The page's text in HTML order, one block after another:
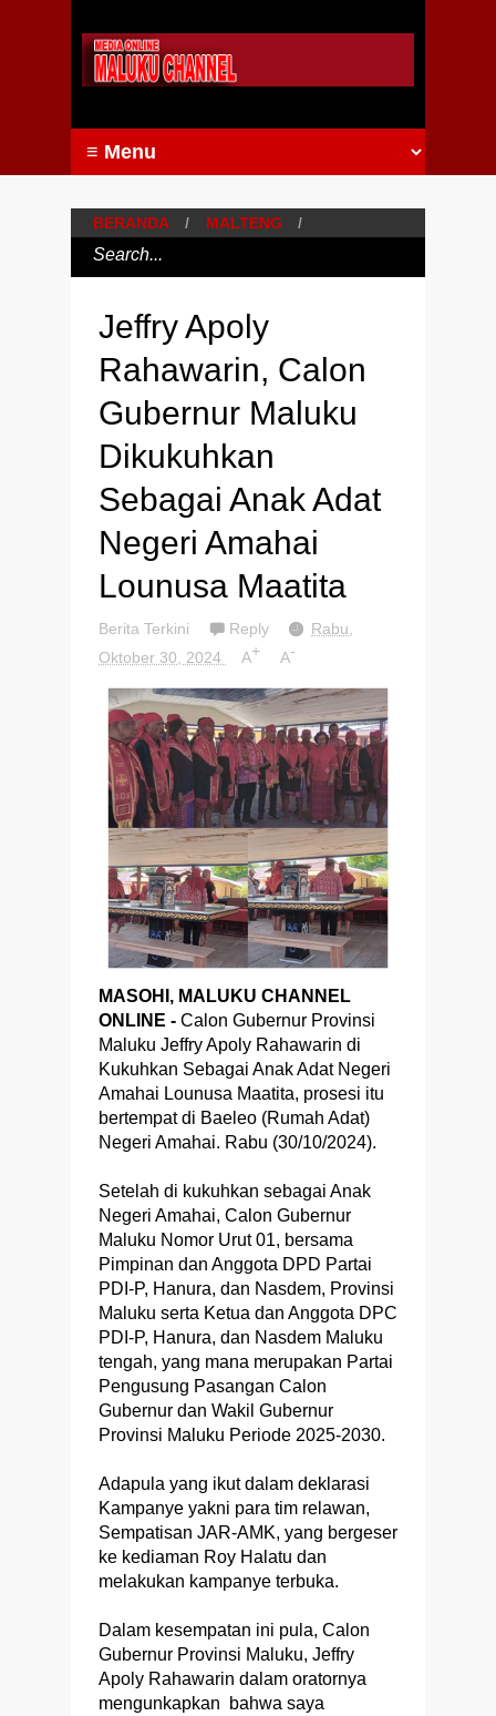
BERANDA / MALTENG /
Jeffry Apoly
Rahawarin, Calon
Gubernur Maluku
Dikukuhkan
Sebagai Anak Adat
Negeri Amahai
Lounusa Maatita
Berita Terkini Reply
Rabu,
Oktober 30, 2024
A+ A-
MASOHI, MALUKU CHANNEL
ONLINE - Calon Gubernur Provinsi
Maluku Jeffry Apoly Rahawarin di
Kukuhkan Sebagai Anak Adat Negeri
Amahai Lounusa Maatita, prosesi itu
bertempat di Baeleo (Rumah Adat)
Negeri Amahai. Rabu (30/10/2024).
Setelah di kukuhkan sebagai Anak
Negeri Amahai, Calon Gubernur
Maluku Nomor Urut 01, bersama
Pimpinan dan Anggota DPD Partai
PDI-P, Hanura, dan Nasdem, Provinsi
Maluku serta Ketua dan Anggota DPC
PDI-P, Hanura, dan Nasdem Maluku
tengah, yang mana merupakan Partai
Pengusung Pasangan Calon
Gubernur dan Wakil Gubernur
Provinsi Maluku Periode 2025-2030.
Adapula yang ikut dalam deklarasi
Kampanye yakni para tim relawan,
Sempatisan JAR-AMK, yang bergeser
ke kediaman Roy Halatu dan
melakukan kampanye terbuka.
Dalam kesempatan ini pula, Calon
Gubernur Provinsi Maluku, Jeffry
Apoly Rahawarin dalam oratornya
mengunkapkan bahwa saya